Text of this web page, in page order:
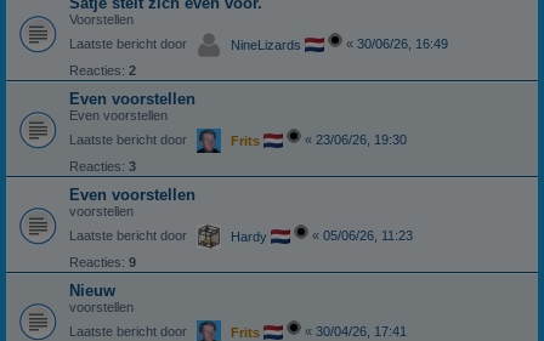
Voorstellen
Laatste bericht door
NineLizards « 30/06/26, 16:49
Reacties: 2
Even voorstellen
Even voorstellen
Laatste bericht door
Frits « 23/06/26, 19:30
Reacties: 3
Even voorstellen
voorstellen
Laatste bericht door
Hardy « 05/06/26, 11:23
Reacties: 9
Nieuw
voorstellen
Laatste bericht door
Frits « 30/04/26, 17:41